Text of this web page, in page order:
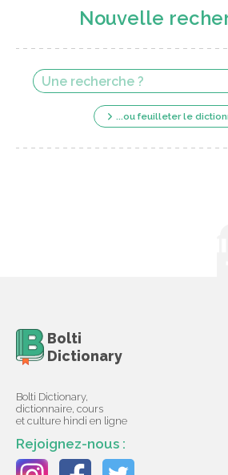
Nouvelle
...ou feuilleter le
Bolti
Dictionary
Bolti Dictionary,
dictionnaire, cours
et culture hindi en ligne
Rejoignez-nous :